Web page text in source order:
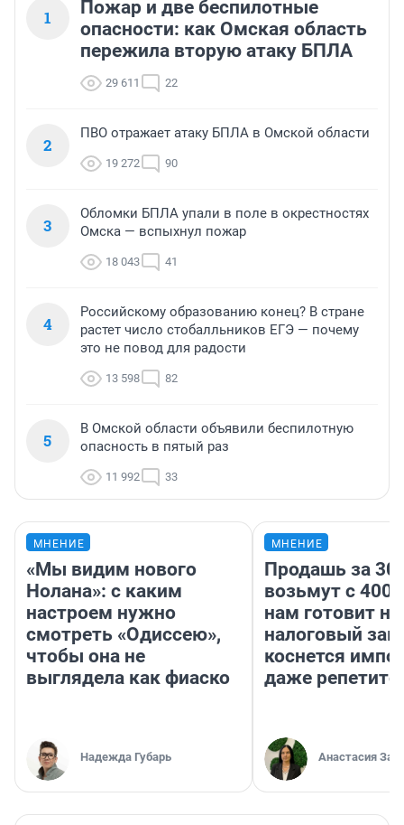
1
Пожар и две беспилотные
опасности: как Омская область
пережила вторую атаку БПЛА
29 611 22
2
ПВО отражает атаку БПЛА в Омской области
19 272 90
3
Обломки БПЛА упали в поле в окрестностях
Омска — вспыхнул пожар
18 043 41
4
Российскому образованию конец? В стране
растет число стобалльников ЕГЭ — почему
это не повод для радости
13 598 82
5
В Омской области объявили беспилотную
опасность в пятый раз
11 992 33
МНЕНИЕ
«Мы видим нового
Нолана»: с каким
настроем нужно
смотреть «Одиссею»,
чтобы она не
выглядела как фиаско
Надежда Губарь
МНЕНИЕ
Продашь за
возьмут с
нам готовит
налоговый
коснется
даже
Анастасия